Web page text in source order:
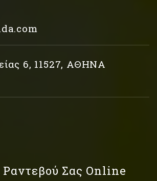
6, 11527, ΑΘΗΝΑ
Ραντεβού Σας Online